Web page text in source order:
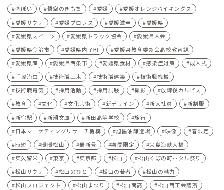
恋ぽい
悟空のきもち 愛媛
愛媛オレンジバイキングス
愛媛サウナ
愛媛プロレス 愛媛激辛
愛媛県
愛媛県スイーツ
愛媛県トラック協会
愛媛県人会
愛媛県今治市
愛媛県内子町
愛媛県教育委員会高校教育課
愛媛県産
愛媛県西条市 愛媛県食材 感染症対策
成人式
手塚治虫
技術職土木 技術職建築
技術職機械
技術職電気
採用活動 採用試験 撮影
放課後カルピス
教育
文化 文化芸術 新デザイン 新入社員
新制服
新宿駅
新潮文庫 新田高等学校
旅行
日本マーケティングリサーチ機構
旭醤油醸造場 映像
春限定
時短
暖暖松山 最新号 期間限定
来島海峡大橋
東久留米
東京 東京都 松山
松山くぼの町ホタル祭り
松山サウナ
松山のひと 松山の若者
松山の魅力
松山プロジェクト
松山まつり 松山南高
松山商工会議所